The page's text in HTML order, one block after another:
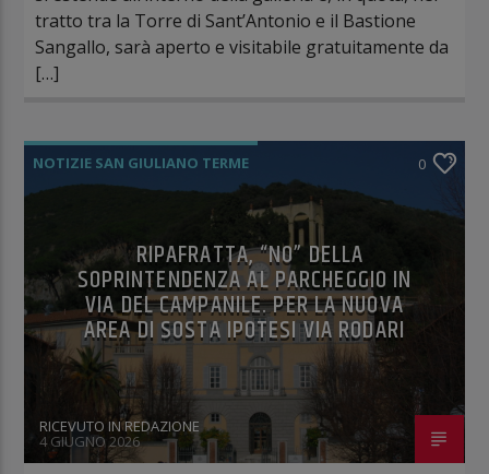
tratto tra la Torre di Sant’Antonio e il Bastione
Sangallo, sarà aperto e visitabile gratuitamente da
[…]
NOTIZIE SAN GIULIANO TERME 0
RIPAFRATTA, “NO” DELLA
SOPRINTENDENZA AL PARCHEGGIO IN
VIA DEL CAMPANILE. PER LA NUOVA
AREA DI SOSTA IPOTESI VIA RODARI
RICEVUTO IN REDAZIONE
4 GIUGNO 2026